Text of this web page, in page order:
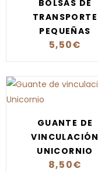
BOLSAS DE
TRANSPORTE
PEQUEÑAS
5,50€
GUANTE DE
VINCULACIÓN
UNICORNIO
8,50€